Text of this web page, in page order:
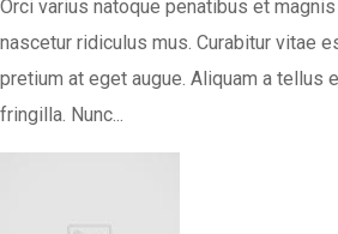
Orci varius natoque penatibus et
nascetur ridiculus mus. Curabitur vitae
pretium at eget augue. Aliquam a tellus
fringilla. Nunc...